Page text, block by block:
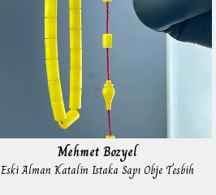
Mehmet Bozyel
Eski Alman Katalin Istaka Sapı Obje Tesbih